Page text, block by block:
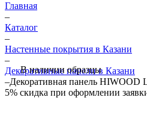
Главная
–
Каталог
–
Настенные покрытия в Казани
–
Декоративные панели в Казани
–Декоративная панель HIWOOD
5% скидка при оформлении
В наличии образцы